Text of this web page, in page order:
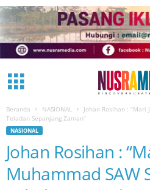
Beranda NASIONAL
Johan Rosihan : “Mari
Teladan Sepanjang Zaman”
NASIONAL
Johan Rosihan :
Muhammad SAW